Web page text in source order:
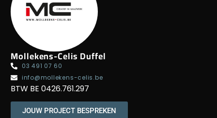
Mollekens-Celis Duffel
03 491 07 60
info@mollekens-celis.be
BTW BE 0426.761.297
JOUW PROJECT BESPREKEN